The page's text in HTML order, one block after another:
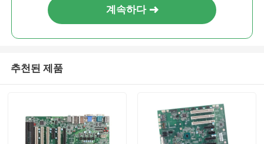
계속하다
추천된 제품